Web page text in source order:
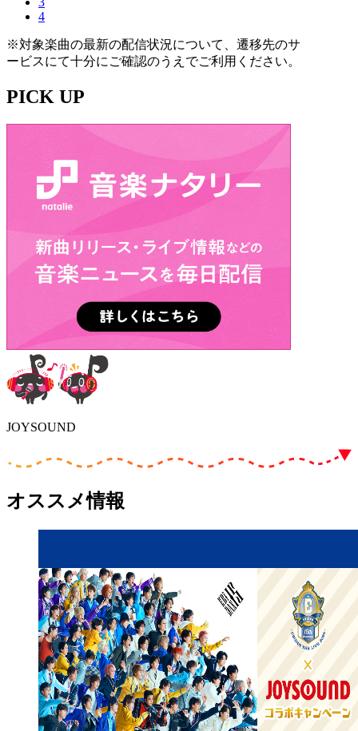
4
※対象楽曲の最新の配信状況について、遷移先のサ
ービスにて十分にご確認のうえでご利用ください。
PICK UP
JOYSOUND
オススメ情報